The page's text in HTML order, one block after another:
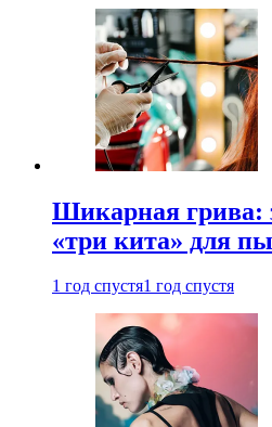
Шикарная грива:
«три кита» для
1 год спустя1 год спустя